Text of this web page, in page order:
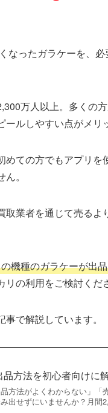
なったガラケーを、
万人以上。多くの
ルしやすい点がメリ
ての方でもアプリ
。
業者を通じて売る
機種のガラケーが出品
の利用をご検討くだ
で解説しています。
品方法を初心者向けに
品方法がよくわからない」
出せずにいませんか？月